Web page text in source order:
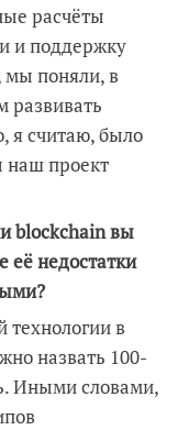
расчёты
и поддержку
мы поняли, в
развивать
я считаю, было
наш проект
blockchain вы
её недостатки
в
назвать 100-
Иными словами,